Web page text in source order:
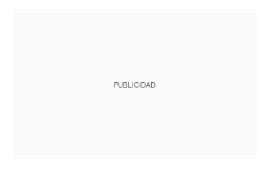
PUBLICIDAD